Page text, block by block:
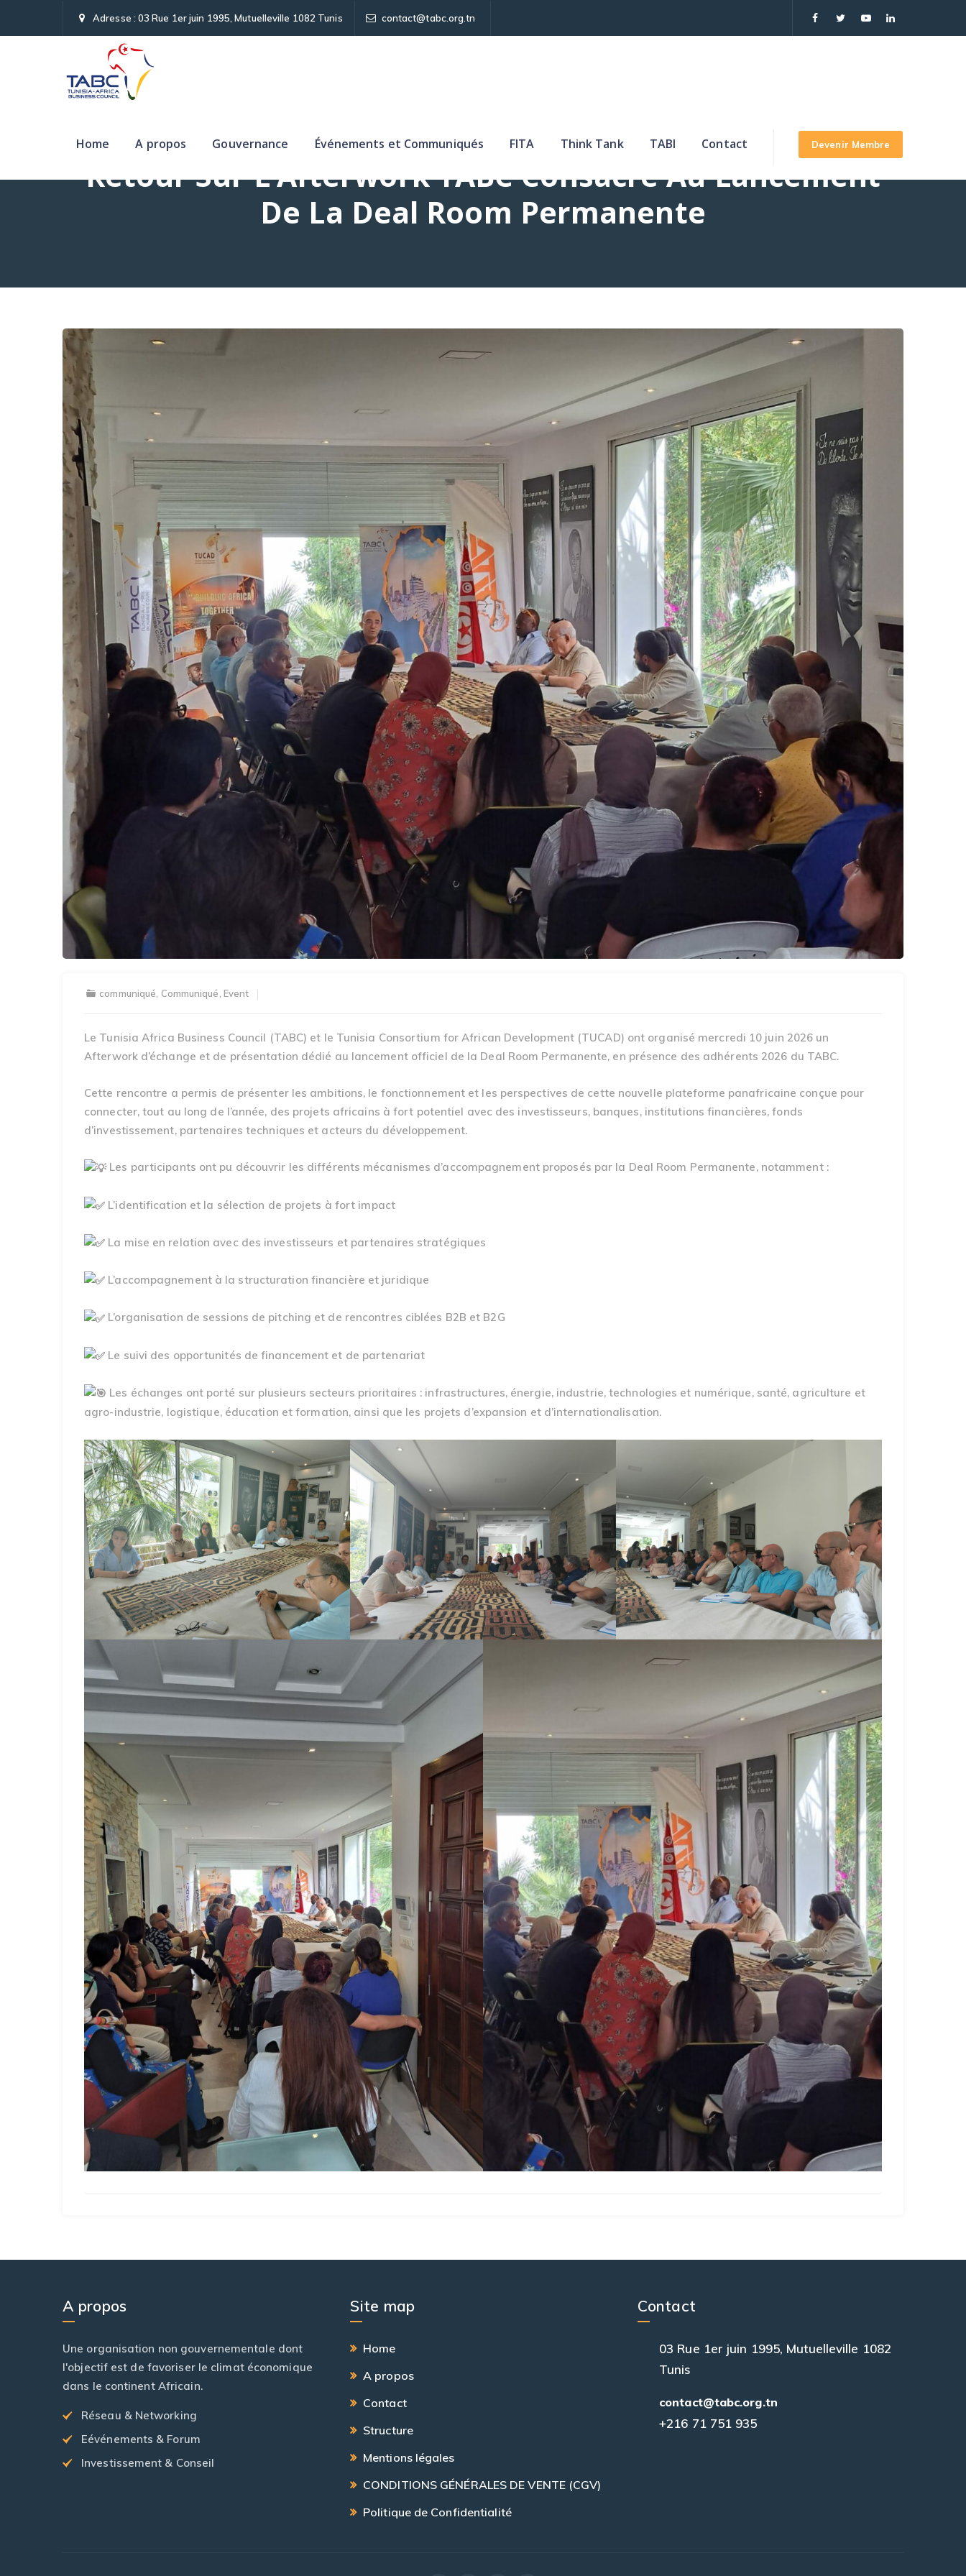
Adresse : 03 Rue 1er juin 1995, Mutuelleville 1082 Tunis contact@tabc.org.tn
Devenir Membre
Home A propos Gouvernance Événements et Communiqués FITA Think Tank TABI Contact
Retour Sur L’Afterwork TABC Consacré Au Lancement
De La Deal Room Permanente
communiqué, Communiqué, Event
Le Tunisia Africa Business Council (TABC) et le Tunisia Consortium for African Development (TUCAD) ont organisé mercredi 10 juin 2026 un
Afterwork d’échange et de présentation dédié au lancement officiel de la Deal Room Permanente, en présence des adhérents 2026 du TABC.
Cette rencontre a permis de présenter les ambitions, le fonctionnement et les perspectives de cette nouvelle plateforme panafricaine conçue pour
connecter, tout au long de l’année, des projets africains à fort potentiel avec des investisseurs, banques, institutions financières, fonds
d’investissement, partenaires techniques et acteurs du développement.
Les participants ont pu découvrir les différents mécanismes d’accompagnement proposés par la Deal Room Permanente, notamment :
L’identification et la sélection de projets à fort impact
La mise en relation avec des investisseurs et partenaires stratégiques
L’accompagnement à la structuration financière et juridique
L’organisation de sessions de pitching et de rencontres ciblées B2B et B2G
Le suivi des opportunités de financement et de partenariat
Les échanges ont porté sur plusieurs secteurs prioritaires : infrastructures, énergie, industrie, technologies et numérique, santé, agriculture et
agro-industrie, logistique, éducation et formation, ainsi que les projets d’expansion et d’internationalisation.
A propos
Une organisation non gouvernementale dont
l'objectif est de favoriser le climat économique
dans le continent Africain.
Réseau & Networking
Eévénements & Forum
Investissement & Conseil
Site map
Home
A propos
Contact
Structure
Mentions légales
CONDITIONS GÉNÉRALES DE VENTE (CGV)
Politique de Confidentialité
Contact
03 Rue 1er juin 1995, Mutuelleville 1082
Tunis
contact@tabc.org.tn
+216 71 751 935